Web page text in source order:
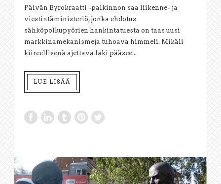
Päivän Byrokraatti -palkinnon saa liikenne- ja
viestintäministeriö, jonka ehdotus
sähköpolkupyörien hankintatuesta on taas uusi
markkinamekanismeja tuhoava himmeli. Mikäli
kiireellisenä ajettava laki pääsee...
LUE LISÄÄ